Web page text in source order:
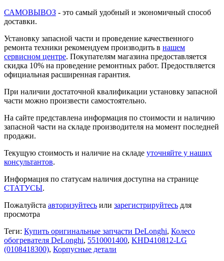
САМОВЫВОЗ - это самый удобный и экономичный способ
доставки.
Установку запасной части и проведение качественного
ремонта техники рекомендуем производить в нашем
сервисном центре. Покупателям магазина предоставляется
скидка 10% на проведение ремонтных работ. Предоствляется
официальная расширенная гарантия.
При наличии достаточной квалификации установку запасной
части можно произвести самостоятельно.
На сайте представлена информация по стоимости и наличию
запасной части на складе производителя на момент последней
продажи.
Текущую стоимость и наличие на складе уточняйте у наших
консультантов.
Информация по статусам наличия доступна на странице
СТАТУСЫ.
Пожалуйста авторизуйтесь или зарегистрируйтесь для
просмотра
Теги: Купить оригинальные запчасти DeLonghi, Колесо
обогревателя DeLonghi, 5510001400, KHD410812-LG
(0108418300), Корпусные детали